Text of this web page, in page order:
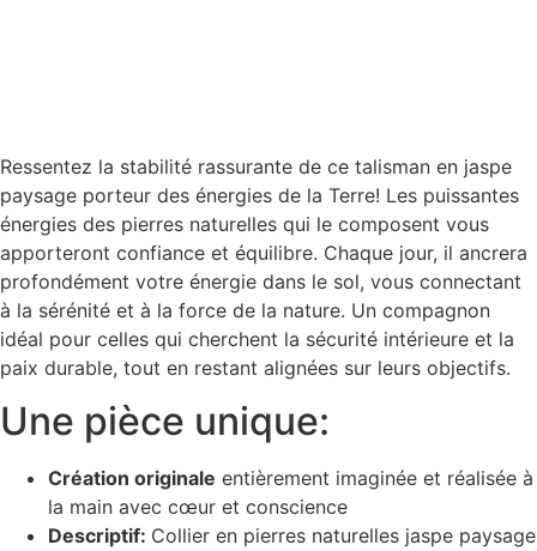
Ressentez la stabilité rassurante de ce talisman en jaspe
paysage porteur des énergies de la Terre! Les puissantes
énergies des pierres naturelles qui le composent vous
apporteront confiance et équilibre. Chaque jour, il ancrera
profondément votre énergie dans le sol, vous connectant
à la sérénité et à la force de la nature. Un compagnon
idéal pour celles qui cherchent la sécurité intérieure et la
paix durable, tout en restant alignées sur leurs objectifs.
Une pièce unique:
Création originale entièrement imaginée et réalisée à
la main avec cœur et conscience
Descriptif: Collier en pierres naturelles jaspe paysage